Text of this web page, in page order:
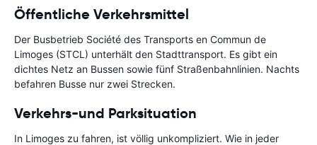
Öffentliche Verkehrsmittel
Der Busbetrieb Société des Transports en Commun de
Limoges (STCL) unterhält den Stadttransport. Es gibt ein
dichtes Netz an Bussen sowie fünf Straßenbahnlinien. Nachts
befahren Busse nur zwei Strecken.
Verkehrs-und Parksituation
In Limoges zu fahren, ist völlig unkompliziert. Wie in jeder